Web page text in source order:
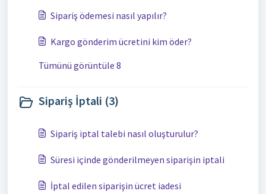
Sipariş ödemesi nasıl yapılır?
Kargo gönderim ücretini kim öder?
Tümünü görüntüle 8
Sipariş İptali (3)
Sipariş iptal talebi nasıl oluşturulur?
Süresi içinde gönderilmeyen siparişin iptali
İptal edilen siparişin ücret iadesi